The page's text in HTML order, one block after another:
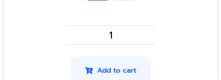
HP
Pro
Add to cart